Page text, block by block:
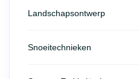
Landschapsontwerp
Snoeitechnieken